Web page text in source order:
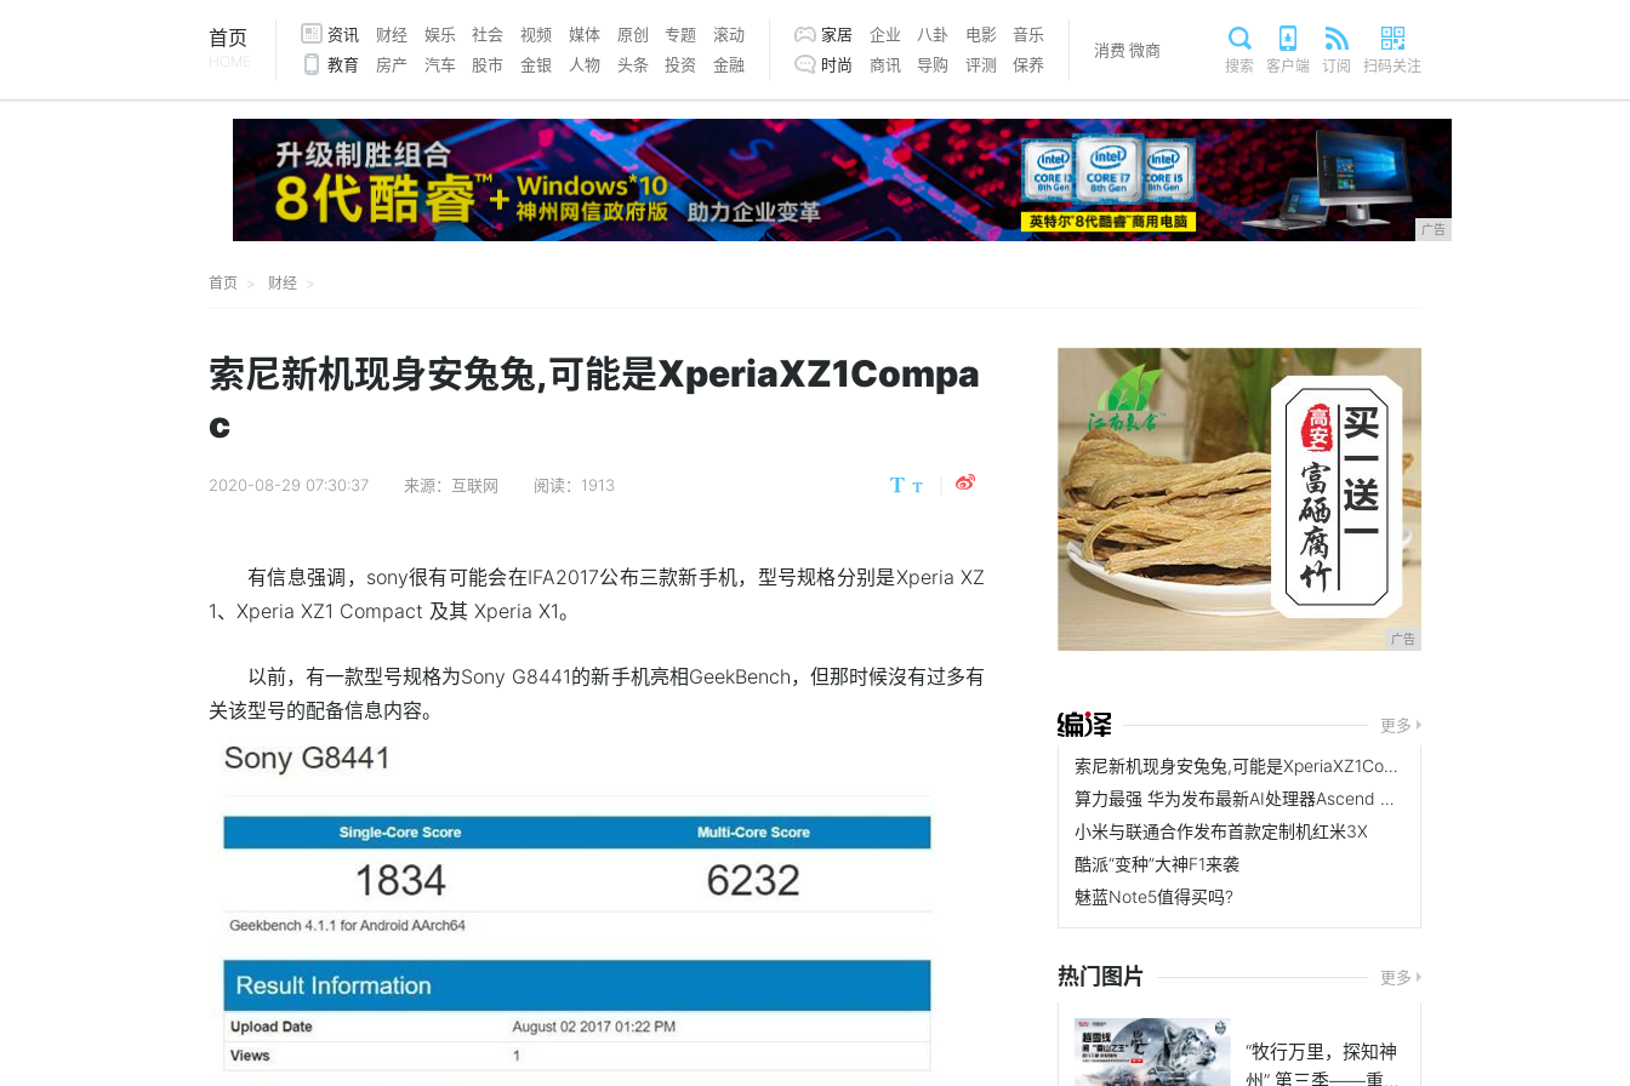
首页
HOME
资讯 财经 娱乐 社会 视频 媒体 原创 专题
滚动
教育
房产 汽车 股市 金银 人物 头条 投资 金融
家居 企业 八卦 电影
音乐
时尚
商讯 导购 评测 保养
消费 微商
搜索 客户端 订阅 扫码关注
广告
首页 财经
索尼新机现身安兔兔,可能是XperiaXZ1Compa
c
2020-08-29 07:30:37 来源：互联网 阅读：1913
有信息强调，sony很有可能会在IFA2017公布三款新手机，型号规格分别是Xperia XZ
1、Xperia XZ1 Compact 及其 Xperia X1。
以前，有一款型号规格为Sony G8441的新手机亮相GeekBench，但那时候沒有过多有
关该型号的配备信息内容。
广告
更多
索尼新机现身安兔兔,可能是XperiaXZ1Compac
算力最强 华为发布最新AI处理器Ascend 910
小米与联通合作发布首款定制机红米3X
酷派“变种”大神F1来袭
魅蓝Note5值得买吗?
热门图片 更多
“牧行万里，探知神
州” 第三季——重返